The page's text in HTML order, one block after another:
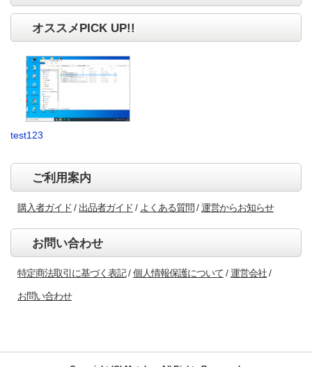
オススメPICK UP!!
test123
ご利用案内
購入者ガイド 出品者ガイド よくある質問 運営からお知らせ
お問い合わせ
特定商法取引に基づく表記 個人情報保護について 運営会社
お問い合わせ